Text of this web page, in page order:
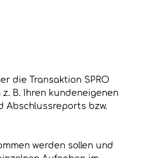
die Transaktion SPRO
B. Ihren kundeneigenen
Abschlussreports bzw.
werden sollen und